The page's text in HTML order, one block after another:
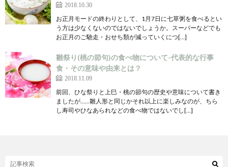
2018.10.30
お正月モードの終わりとして、1月7日に七草粥を食べるとい
う方は少なくないのではないでしょうか。スーパーなどでも
お正月のご馳走・おせち類が減っていくにつ[…]
雛祭り(桃の節句)の食べ物について-代表的な行事
食・その意味や由来とは？
2018.11.09
前回、ひな祭りと上巳・桃の節句の歴史や意味について書き
ましたが……雛人形と同じかそれ以上に楽しみなのが、ちら
し寿司やひなあられなどの食べ物ではないでし[…]